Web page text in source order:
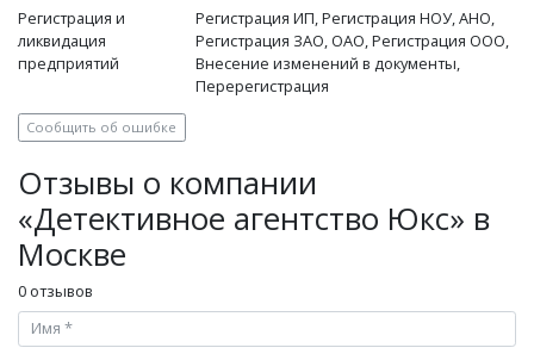
Регистрация и
ликвидация
предприятий
Регистрация ИП, Регистрация НОУ, АНО,
Регистрация ЗАО, ОАО, Регистрация ООО,
Внесение изменений в документы,
Перерегистрация
Сообщить об ошибке
Отзывы о компании
«Детективное агентство Юкс» в
Москве
0 отзывов